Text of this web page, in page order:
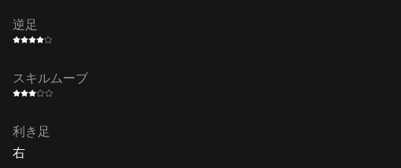
逆足
スキルムーブ
利き足
右